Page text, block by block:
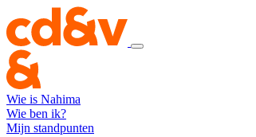
Wie is Nahima
Wie ben ik?
Mijn standpunten